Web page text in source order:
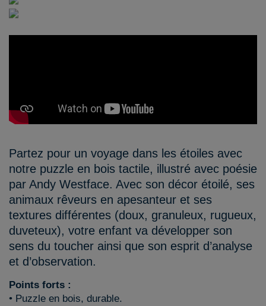
Partez pour un voyage dans les étoiles avec
notre puzzle en bois tactile, illustré avec poésie
par Andy Westface. Avec son décor étoilé, ses
animaux rêveurs en apesanteur et ses
textures différentes (doux, granuleux, rugueux,
duveteux), votre enfant va développer son
sens du toucher ainsi que son esprit d’analyse
et d’observation.
Points forts :
• Puzzle en bois, durable.